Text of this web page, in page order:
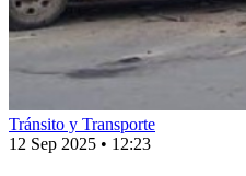
Tránsito y Transporte
12 Sep 2025 • 12:23